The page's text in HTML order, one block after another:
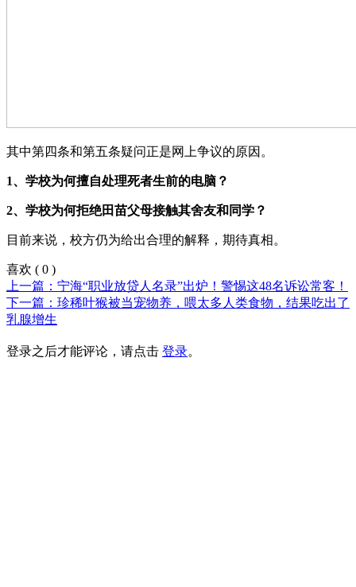
其中第四条和第五条疑问正是网上争议的原因。
1、学校为何擅自处理死者生前的电脑？
2、学校为何拒绝田苗父母接触其舍友和同学？
目前来说，校方仍为给出合理的解释，期待真相。
喜欢 ( 0 )
上一篇：宁海“职业放贷人名录”出炉！警惕这48名诉讼常客！
下一篇：珍稀叶猴被当宠物养，喂太多人类食物，结果吃出了
乳腺增生
登录之后才能评论，请点击 登录。